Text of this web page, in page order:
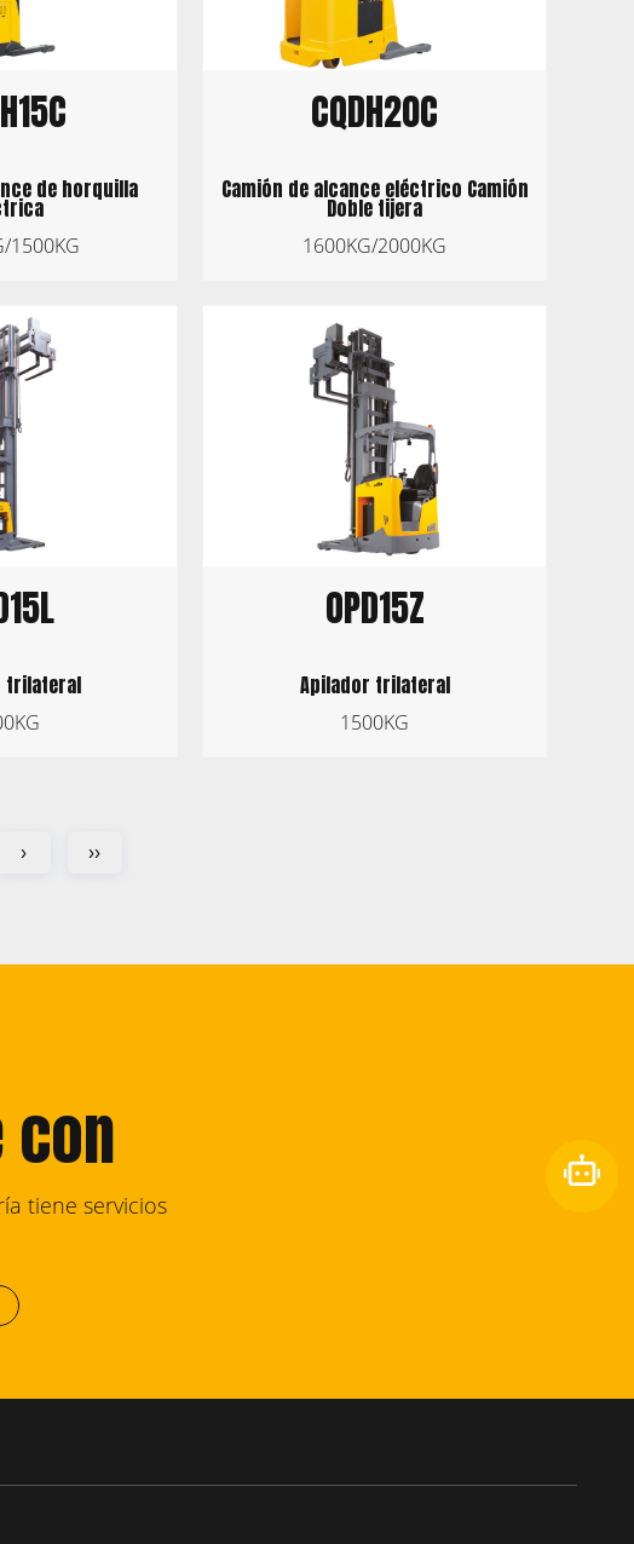
de horquilla
1500KG
CQDH20C
Camión de alcance eléctrico Camión
Doble tijera
1600KG/2000KG
trilateral
OPD15Z
Apilador trilateral
1500KG
› ››
con
tiene servicios